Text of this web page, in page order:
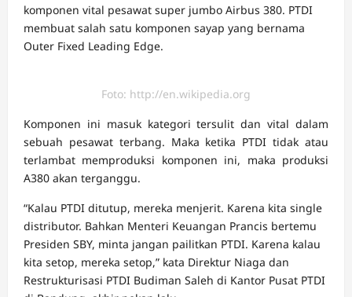
komponen vital pesawat super jumbo Airbus 380. PTDI
membuat salah satu komponen sayap yang bernama
Outer Fixed Leading Edge.
Foto: http://en.wikipedia.org
Komponen ini masuk kategori tersulit dan vital dalam
sebuah pesawat terbang. Maka ketika PTDI tidak atau
terlambat memproduksi komponen ini, maka produksi
A380 akan terganggu.
“Kalau PTDI ditutup, mereka menjerit. Karena kita single
distributor. Bahkan Menteri Keuangan Prancis bertemu
Presiden SBY, minta jangan pailitkan PTDI. Karena kalau
kita setop, mereka setop,” kata Direktur Niaga dan
Restrukturisasi PTDI Budiman Saleh di Kantor Pusat PTDI